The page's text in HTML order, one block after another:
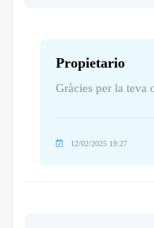
Propietario
Gràcies per la teva
12/02/2025 19:27